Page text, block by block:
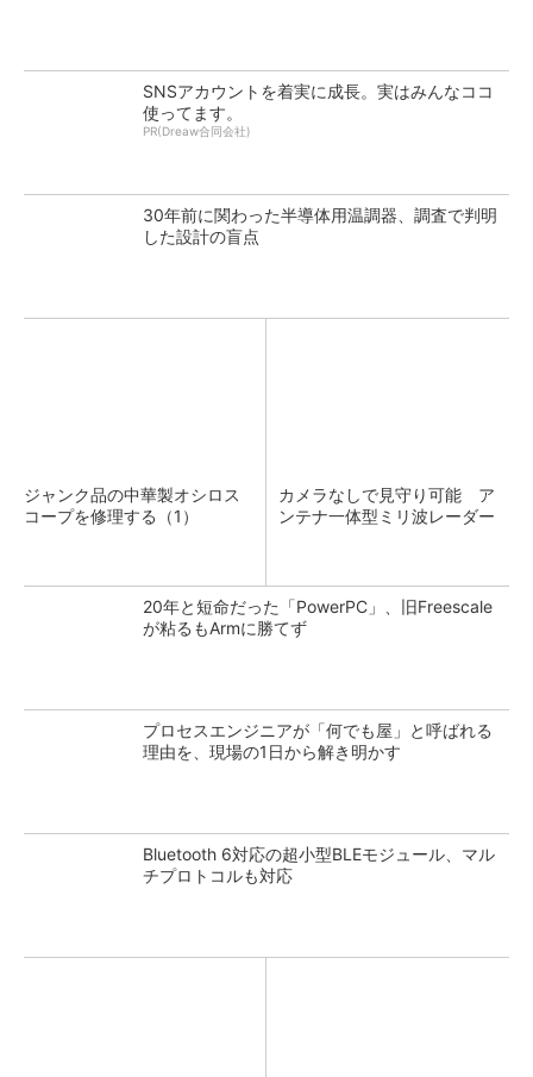
SNSアカウントを着実に成長。実はみんなココ
使ってます。
PR(Dreaw合同会社)
30年前に関わった半導体用温調器、調査で判明
した設計の盲点
ジャンク品の中華製オシロス
コープを修理する（1）
カメラなしで見守り可能 ア
ンテナ一体型ミリ波レーダー
20年と短命だった「PowerPC」、旧Freescale
が粘るもArmに勝てず
プロセスエンジニアが「何でも屋」と呼ばれる
理由を、現場の1日から解き明かす
Bluetooth 6対応の超小型BLEモジュール、マル
チプロトコルも対応